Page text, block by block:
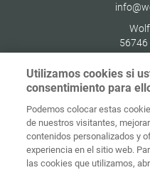
56746
Inicio Contacto
Utilizamos cookies si
consentimiento para
Podemos colocar estas
de nuestros visitantes,
contenidos personalizados y
experiencia en el sitio web.
las cookies que utilizamos,